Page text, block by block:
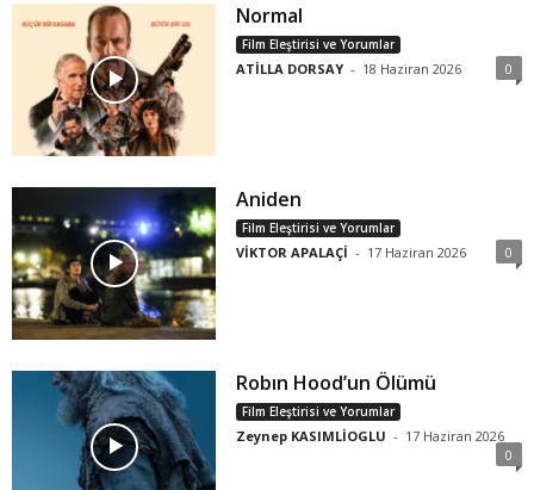
Normal
Film Eleştirisi ve Yorumlar
ATİLLA DORSAY - 18 Haziran 2026 0
Aniden
Film Eleştirisi ve Yorumlar
VİKTOR APALAÇİ - 17 Haziran 2026 0
Robın Hood’un Ölümü
Film Eleştirisi ve Yorumlar
Zeynep KASIMLİOGLU - 17 Haziran 2026
0